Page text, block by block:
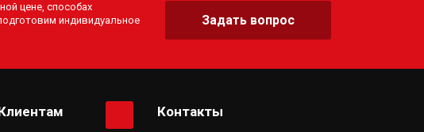
цене, способах
индивидуальное
Задать вопрос
Контакты